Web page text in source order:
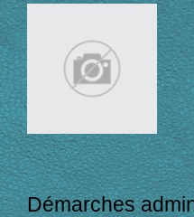
Démarches